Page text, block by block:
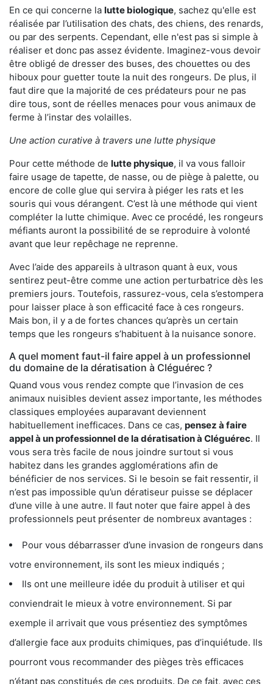
En ce qui concerne la lutte biologique, sachez qu'elle est
réalisée par l’utilisation des chats, des chiens, des renards,
ou par des serpents. Cependant, elle n'est pas si simple à
réaliser et donc pas assez évidente. Imaginez-vous devoir
être obligé de dresser des buses, des chouettes ou des
hiboux pour guetter toute la nuit des rongeurs. De plus, il
faut dire que la majorité de ces prédateurs pour ne pas
dire tous, sont de réelles menaces pour vous animaux de
ferme à l’instar des volailles.
Une action curative à travers une lutte physique
Pour cette méthode de lutte physique, il va vous falloir
faire usage de tapette, de nasse, ou de piège à palette, ou
encore de colle glue qui servira à piéger les rats et les
souris qui vous dérangent. C’est là une méthode qui vient
compléter la lutte chimique. Avec ce procédé, les rongeurs
méfiants auront la possibilité de se reproduire à volonté
avant que leur repêchage ne reprenne.
Avec l’aide des appareils à ultrason quant à eux, vous
sentirez peut-être comme une action perturbatrice dès les
premiers jours. Toutefois, rassurez-vous, cela s’estompera
pour laisser place à son efficacité face à ces rongeurs.
Mais bon, il y a de fortes chances qu’après un certain
temps que les rongeurs s’habituent à la nuisance sonore.
A quel moment faut-il faire appel à un professionnel
du domaine de la dératisation à Cléguérec ?
Quand vous vous rendez compte que l’invasion de ces
animaux nuisibles devient assez importante, les méthodes
classiques employées auparavant deviennent
habituellement inefficaces. Dans ce cas, pensez à faire
appel à un professionnel de la dératisation à Cléguérec. Il
vous sera très facile de nous joindre surtout si vous
habitez dans les grandes agglomérations afin de
bénéficier de nos services. Si le besoin se fait ressentir, il
n’est pas impossible qu’un dératiseur puisse se déplacer
d’une ville à une autre. Il faut noter que faire appel à des
professionnels peut présenter de nombreux avantages :
Pour vous débarrasser d’une invasion de rongeurs dans
votre environnement, ils sont les mieux indiqués ;
Ils ont une meilleure idée du produit à utiliser et qui
conviendrait le mieux à votre environnement. Si par
exemple il arrivait que vous présentiez des symptômes
d’allergie face aux produits chimiques, pas d’inquiétude. Ils
pourront vous recommander des pièges très efficaces
n’étant pas constitués de ces produits. De ce fait, avec ces